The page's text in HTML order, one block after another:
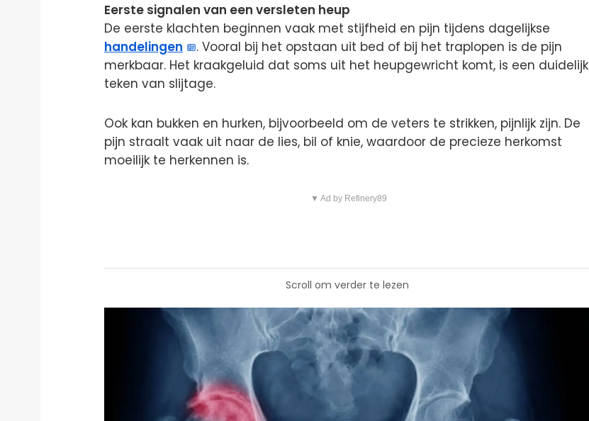
Eerste signalen van een versleten heup
De eerste klachten beginnen vaak met stijfheid en pijn tijdens dagelijkse
handelingen
. Vooral bij het opstaan uit bed of bij het traplopen is de pijn
merkbaar. Het kraakgeluid dat soms uit het heupgewricht komt, is een duidelijk
teken van slijtage.
Ook kan bukken en hurken, bijvoorbeeld om de veters te strikken, pijnlijk zijn. De
pijn straalt vaak uit naar de lies, bil of knie, waardoor de precieze herkomst
moeilijk te herkennen is.
▼ Ad by Refinery89
Scroll om verder te lezen